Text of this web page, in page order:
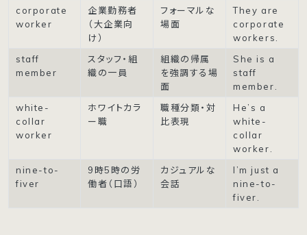
corporate
worker
企業勤務者
（大企業向
け）
フォーマルな
場面
They are
corporate
workers.
staff
member
スタッフ・組
織の一員
組織の帰属
を強調する場
面
She is a
staff
member.
white-
collar
worker
ホワイトカラ
ー職
職種分類・対
比表現
He’s a
white-
collar
worker.
nine-to-
fiver
9時5時の労
働者（口語）
カジュアルな
会話
I’m just a
nine-to-
fiver.